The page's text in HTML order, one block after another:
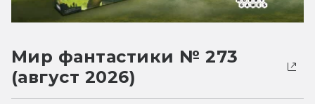
Мир фантастики № 273
(август 2026)